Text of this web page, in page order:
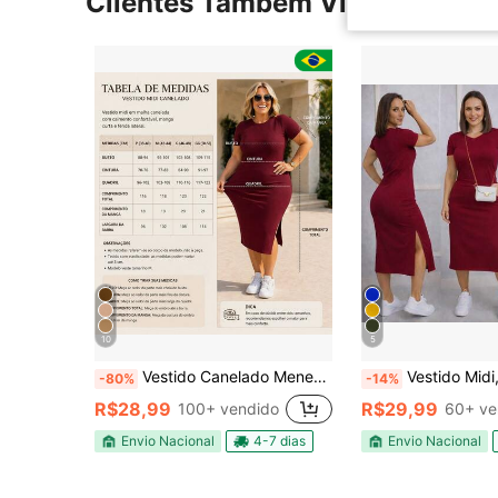
10
-80% Vestido Canelado Meneses – Vestido Feminino Midi em Malha Canelada, Modelagem Justa e Acinturada, Tecido com Elasticidade, Confortável e Atemporal, Manga Curta, Gola Redonda, Ideal para Dia a Dia, Trabalho, Passeio, Look Casual Chic, Moda Feminina Versátil
R$28,99 100+ vendido
Envio Nacional 4-7 dias
5
-14% Vestido Midi,
R$29,99 60+
Envio Nacional